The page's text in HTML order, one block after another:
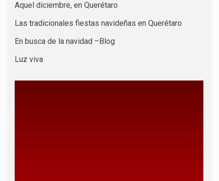
Aquel diciembre, en Querétaro
Las tradicionales fiestas navideñas en Querétaro
En busca de la navidad –Blog
Luz viva